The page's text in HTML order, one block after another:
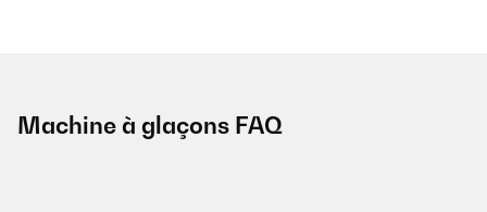
Machine à glaçons FAQ